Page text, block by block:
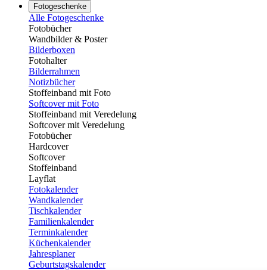
Fotogeschenke
Alle Fotogeschenke
Fotobücher
Wandbilder & Poster
Bilderboxen
Fotohalter
Bilderrahmen
Notizbücher
Stoffeinband mit Foto
Softcover mit Foto
Stoffeinband mit Veredelung
Softcover mit Veredelung
Fotobücher
Hardcover
Softcover
Stoffeinband
Layflat
Fotokalender
Wandkalender
Tischkalender
Familienkalender
Terminkalender
Küchenkalender
Jahresplaner
Geburtstagskalender